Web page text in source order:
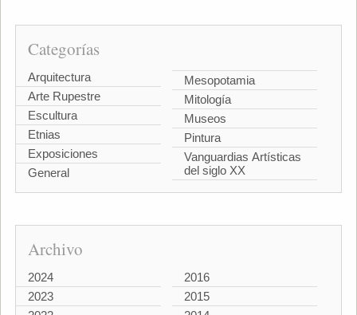
Categorías
Arquitectura
Arte Rupestre
Escultura
Etnias
Exposiciones
General
Mesopotamia
Mitología
Museos
Pintura
Vanguardias Artísticas
del siglo XX
Archivo
2024
2023
2016
2015